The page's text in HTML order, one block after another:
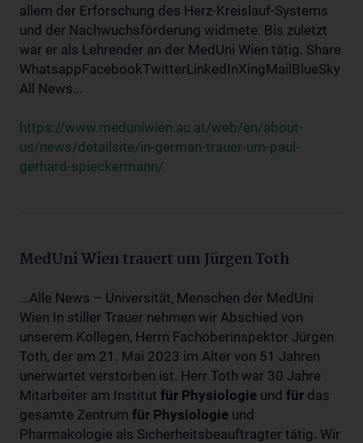
allem der Erforschung des Herz-Kreislauf-Systems
und der Nachwuchsförderung widmete. Bis zuletzt
war er als Lehrender an der MedUni Wien tätig. Share
WhatsappFacebookTwitterLinkedInXingMailBlueSky
All News...
https://www.meduniwien.ac.at/web/en/about-
us/news/detailsite/in-german-trauer-um-paul-
gerhard-spieckermann/
MedUni Wien trauert um Jürgen Toth
...Alle News – Universität, Menschen der MedUni
Wien In stiller Trauer nehmen wir Abschied von
unserem Kollegen, Herrn Fachoberinspektor Jürgen
Toth, der am 21. Mai 2023 im Alter von 51 Jahren
unerwartet verstorben ist. Herr Toth war 30 Jahre
Mitarbeiter am Institut für Physiologie und für das
gesamte Zentrum für Physiologie und
Pharmakologie als Sicherheitsbeauftragter tätig. Wir